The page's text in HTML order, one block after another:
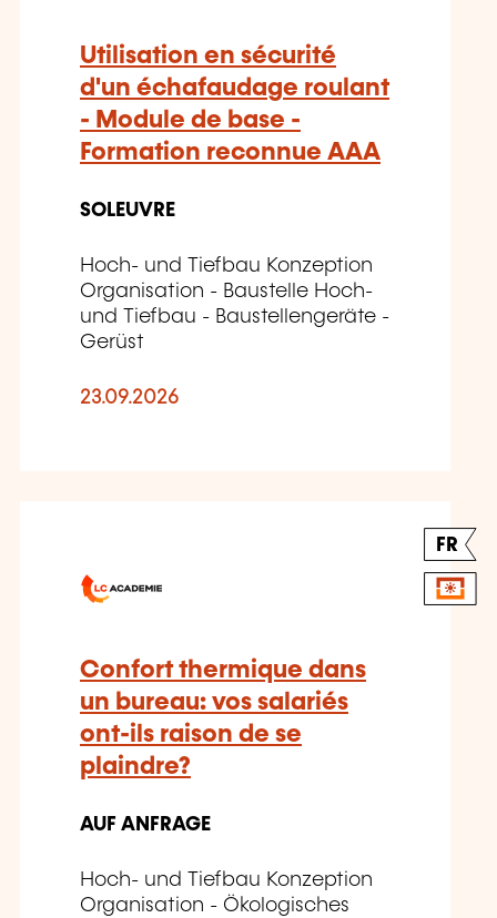
Utilisation en sécurité
d'un échafaudage roulant
- Module de base -
Formation reconnue AAA
SOLEUVRE
Hoch- und Tiefbau Konzeption
Organisation - Baustelle Hoch-
und Tiefbau - Baustellengeräte -
Gerüst
23.09.2026
FR
Confort thermique dans
un bureau: vos salariés
ont-ils raison de se
plaindre?
AUF ANFRAGE
Hoch- und Tiefbau Konzeption
Organisation - Ökologisches